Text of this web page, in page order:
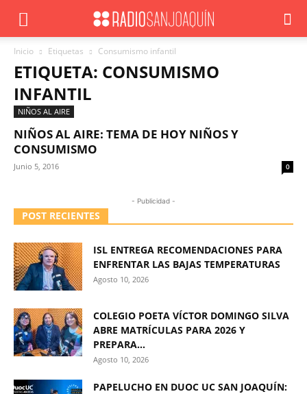
Inicio Etiquetas Consumismo infantil
ETIQUETA: CONSUMISMO
INFANTIL
NIÑOS AL AIRE
NIÑOS AL AIRE: TEMA DE HOY NIÑOS Y
CONSUMISMO
Junio 5, 2016 0
- Publicidad -
POST RECIENTES
ISL ENTREGA RECOMENDACIONES PARA
ENFRENTAR LAS BAJAS TEMPERATURAS
Agosto 10, 2026
COLEGIO POETA VÍCTOR DOMINGO SILVA
ABRE MATRÍCULAS PARA 2026 Y
PREPARA...
Agosto 10, 2026
PAPELUCHO EN DUOC UC SAN JOAQUÍN: